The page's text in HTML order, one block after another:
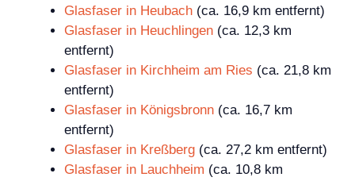
Glasfaser in Heubach (ca. 16,9 km entfernt)
Glasfaser in Heuchlingen (ca. 12,3 km
entfernt)
Glasfaser in Kirchheim am Ries (ca. 21,8 km
entfernt)
Glasfaser in Königsbronn (ca. 16,7 km
entfernt)
Glasfaser in Kreßberg (ca. 27,2 km entfernt)
Glasfaser in Lauchheim (ca. 10,8 km